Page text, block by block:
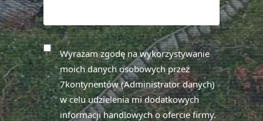
Wyrażam zgodę na wykorzystywanie
moich danych osobowych przez
7kontynentów (Administrator danych)
w celu udzielenia mi dodatkowych
informacji handlowych o ofercie firmy.